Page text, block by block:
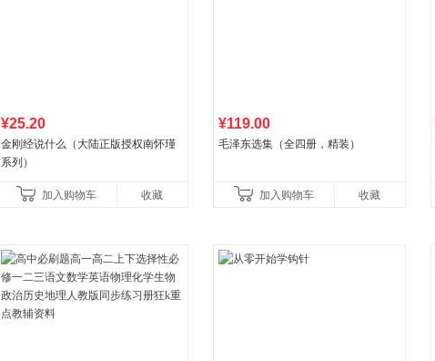
¥25.20
金刚经说什么（大陆正版授权南怀瑾
系列）
加入购物车 收藏
¥119.00
毛泽东选集（全四册，精装）
加入购物车 收藏